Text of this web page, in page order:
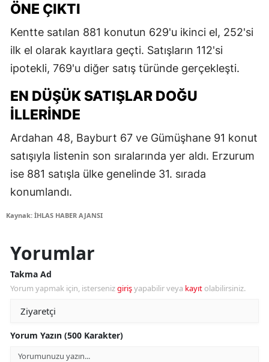
ÖNE ÇIKTI
Kentte satılan 881 konutun 629'u ikinci el, 252'si
ilk el olarak kayıtlara geçti. Satışların 112'si
ipotekli, 769'u diğer satış türünde gerçekleşti.
EN DÜŞÜK SATIŞLAR DOĞU
İLLERINDE
Ardahan 48, Bayburt 67 ve Gümüşhane 91 konut
satışıyla listenin son sıralarında yer aldı. Erzurum
ise 881 satışla ülke genelinde 31. sırada
konumlandı.
Kaynak: İHLAS HABER AJANSI
Yorumlar
Takma Ad
Yorum yapmak için, istersenizgirişyapabilir veya kayıt olabilirsiniz.
Yorum Yazın (500 Karakter)